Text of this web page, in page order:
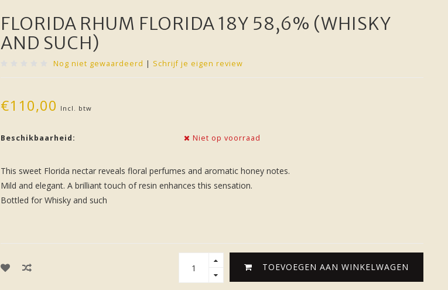
FLORIDA RHUM FLORIDA 18Y 58,6% (WHISKY
AND SUCH)
Nog niet gewaardeerd | Schrijf je eigen review
€110,00 Incl. btw
Beschikbaarheid: Niet op voorraad
This sweet Florida nectar reveals floral perfumes and aromatic honey notes.
Mild and elegant. A brilliant touch of resin enhances this sensation.
Bottled for Whisky and such
TOEVOEGEN AAN WINKELWAGEN